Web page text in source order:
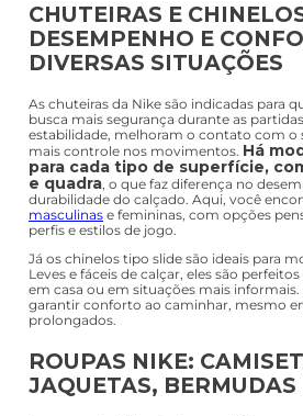
CHUTEIRAS E
DESEMPENHO E
DIVERSAS SITUAÇÕES
As chuteiras da Nike são indicadas para
busca mais segurança durante as
estabilidade, melhoram o contato com o
mais controle nos movimentos. Há
para cada tipo de superfície,
e quadra, o que faz diferença no
durabilidade do calçado. Aqui, você
masculinas e femininas, com opções
perfis e estilos de jogo.
Já os chinelos tipo slide são ideais para
Leves e fáceis de calçar, eles são
em casa ou em situações mais
garantir conforto ao caminhar, mesmo
prolongados.
ROUPAS NIKE:
JAQUETAS, BERMUDAS